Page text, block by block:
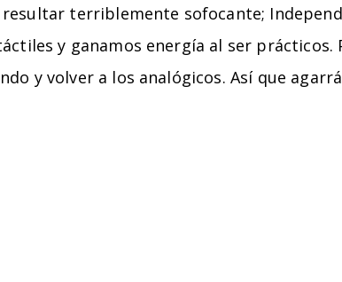
resultar terriblemente sofocante;
y ganamos energía al ser
y volver a los analógicos. Así que